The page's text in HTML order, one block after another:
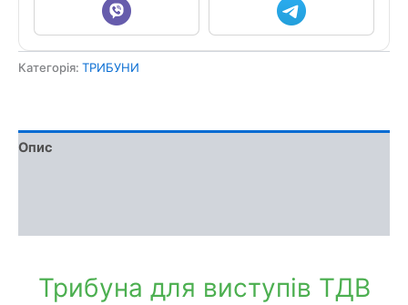
Категорія: ТРИБУНИ
Опис
Трибуна для виступів ТДВ